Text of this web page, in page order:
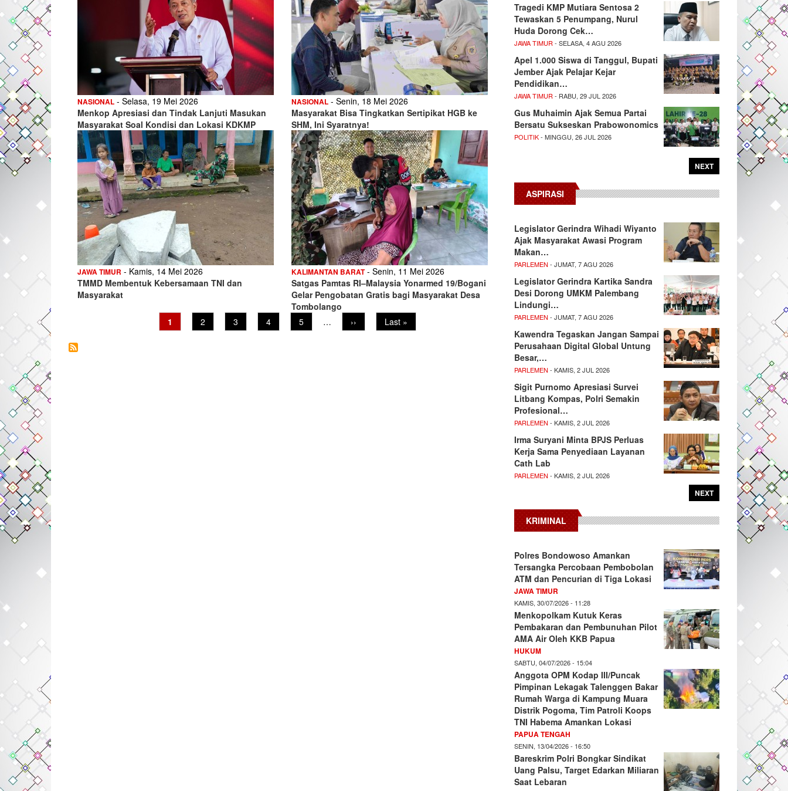
NASIONAL - Selasa, 19 Mei 2026
Menkop Apresiasi dan Tindak Lanjuti Masukan
Masyarakat Soal Kondisi dan Lokasi KDKMP
NASIONAL - Senin, 18 Mei 2026
Masyarakat Bisa Tingkatkan Sertipikat HGB ke
SHM, Ini Syaratnya!
JAWA TIMUR - Kamis, 14 Mei 2026
TMMD Membentuk Kebersamaan TNI dan
Masyarakat
KALIMANTAN BARAT- Senin, 11 Mei 2026
Satgas Pamtas RI–Malaysia Yonarmed 19/Bogani
Gelar Pengobatan Gratis bagi Masyarakat Desa
Tombolango
Current
page
1 Page
2 Page
3 Page
4 Page
5 …
Next
page
››
Last
page
Last »
Tragedi KMP Mutiara Sentosa 2
Tewaskan 5 Penumpang, Nurul
Huda Dorong Cek…
JAWA TIMUR - SELASA, 4 AGU 2026
Apel 1.000 Siswa di Tanggul, Bupati
Jember Ajak Pelajar Kejar
Pendidikan…
JAWA TIMUR - RABU, 29 JUL 2026
Gus Muhaimin Ajak Semua Partai
Bersatu Sukseskan Prabowonomics
POLITIK- MINGGU, 26 JUL 2026
NEXT
ASPIRASI
Legislator Gerindra Wihadi Wiyanto
Ajak Masyarakat Awasi Program
Makan…
PARLEMEN - JUMAT, 7 AGU 2026
Legislator Gerindra Kartika Sandra
Desi Dorong UMKM Palembang
Lindungi…
PARLEMEN - JUMAT, 7 AGU 2026
Kawendra Tegaskan Jangan Sampai
Perusahaan Digital Global Untung
Besar,…
PARLEMEN - KAMIS, 2 JUL 2026
Sigit Purnomo Apresiasi Survei
Litbang Kompas, Polri Semakin
Profesional…
PARLEMEN - KAMIS, 2 JUL 2026
Irma Suryani Minta BPJS Perluas
Kerja Sama Penyediaan Layanan
Cath Lab
PARLEMEN - KAMIS, 2 JUL 2026
NEXT
KRIMINAL
Polres Bondowoso Amankan
Tersangka Percobaan Pembobolan
ATM dan Pencurian di Tiga Lokasi
JAWA TIMUR
KAMIS, 30/07/2026 - 11:28
Menkopolkam Kutuk Keras
Pembakaran dan Pembunuhan Pilot
AMA Air Oleh KKB Papua
HUKUM
SABTU, 04/07/2026 - 15:04
Anggota OPM Kodap III/Puncak
Pimpinan Lekagak Talenggen Bakar
Rumah Warga di Kampung Muara
Distrik Pogoma, Tim Patroli Koops
TNI Habema Amankan Lokasi
PAPUA TENGAH
SENIN, 13/04/2026 - 16:50
Bareskrim Polri Bongkar Sindikat
Uang Palsu, Target Edarkan Miliaran
Saat Lebaran